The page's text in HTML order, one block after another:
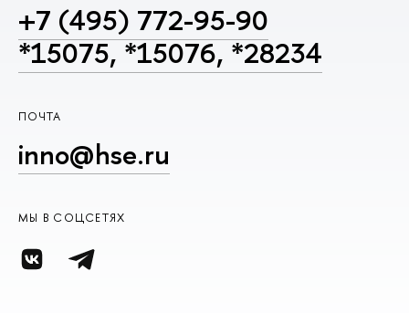
+7 (495) 772-95-90
*15075, *15076, *28234
ПОЧТА
inno@hse.ru
МЫ В СОЦСЕТЯХ